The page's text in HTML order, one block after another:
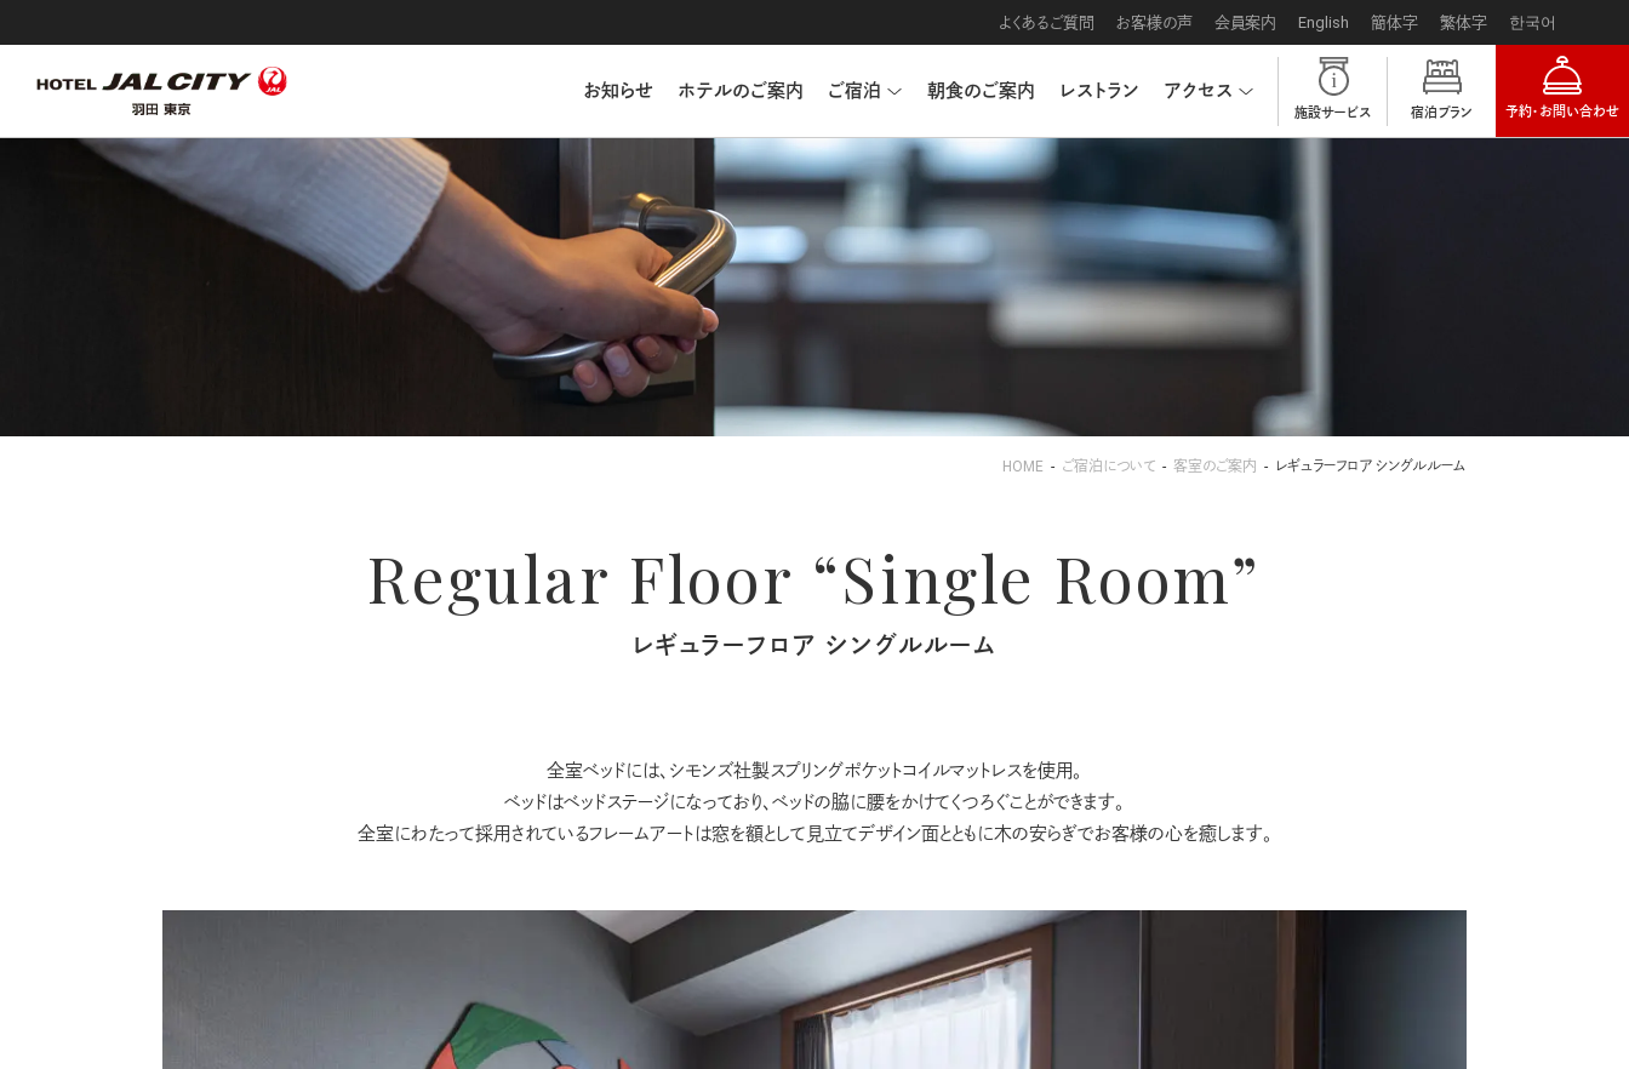
よくあるご質問 お客様の声 会員案内 English 簡体字 繁体字 한국어
お知らせ ホテルのご案内 ご宿泊 朝食のご案内 レストラン アクセス
施設サービス 宿泊プラン 予約・お問い合わせ
HOME ご宿泊について 客室のご案内 レギュラーフロア シングルルーム
Regular Floor “Single Room”
レギュラーフロア シングルルーム
全室ベッドには、シモンズ社製スプリングポケットコイルマットレスを使用。
ベッドはベッドステージになっており、ベッドの脇に腰をかけてくつろぐことができます。
全室にわたって採用されているフレームアートは窓を額として見立てデザイン面とともに木の安らぎでお客様の心を癒します。